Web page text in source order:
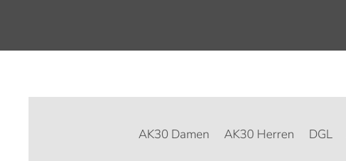
AK30 Damen AK30 Herren DGL